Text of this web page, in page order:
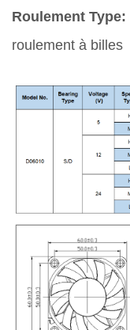
Roulement Type:
roulement à billes